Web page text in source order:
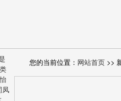
您的当前位置： 网站首页 >>